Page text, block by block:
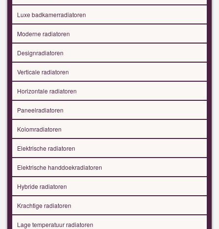
Luxe badkamerradiatoren
Moderne radiatoren
Designradiatoren
Verticale radiatoren
Horizontale radiatoren
Paneelradiatoren
Kolomradiatoren
Elektrische radiatoren
Elektrische handdoekradiatoren
Hybride radiatoren
Krachtige radiatoren
Lage temperatuur radiatoren